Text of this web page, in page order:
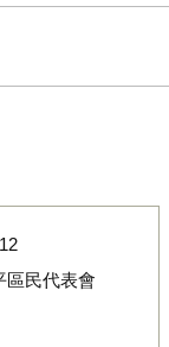
區民代表會